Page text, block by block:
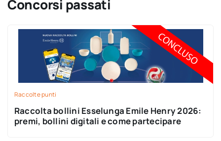
Concorsi passati
Raccolte punti
Raccolta bollini Esselunga Emile Henry 2026:
premi, bollini digitali e come partecipare